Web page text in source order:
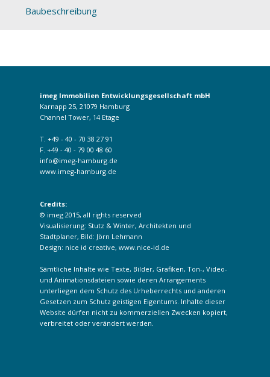
Baubeschreibung
imeg Immobilien Entwicklungsgesellschaft mbH
Karnapp 25, 21079 Hamburg
Channel Tower, 14 Etage
T. +49 - 40 - 70 38 27 91
F. +49 - 40 - 79 00 48 60
info@imeg-hamburg.de
www.imeg-hamburg.de
Credits:
© imeg 2015, all rights reserved
Visualisierung: Stutz & Winter, Architekten und
Stadtplaner, Bild: Jörn Lehmann
Design: nice id creative, www.nice-id.de
Sämtliche Inhalte wie Texte, Bilder, Grafiken, Ton-, Video-
und Animationsdateien sowie deren Arrangements
unterliegen dem Schutz des Urheberrechts und anderen
Gesetzen zum Schutz geistigen Eigentums. Inhalte dieser
Website dürfen nicht zu kommerziellen Zwecken kopiert,
verbreitet oder verändert werden.